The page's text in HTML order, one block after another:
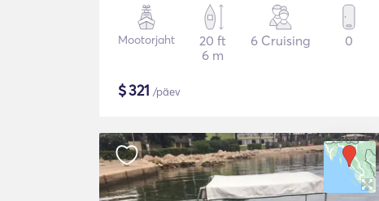
Mootorjaht
20 ft
6 m
6 Cruising 0
$321 /päev